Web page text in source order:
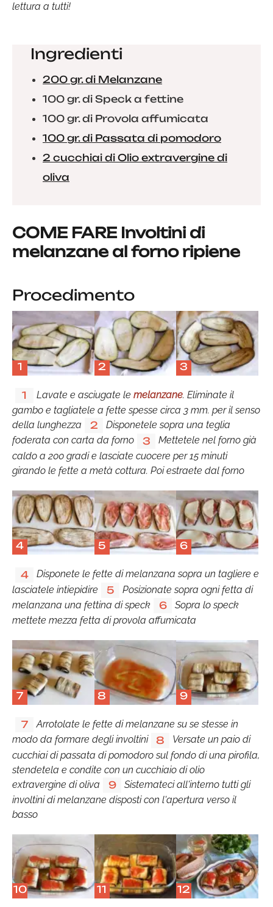
lettura a tutti!
Ingredienti
200 gr. di Melanzane
100 gr. di Speck a fettine
100 gr. di Provola affumicata
100 gr. di Passata di pomodoro
2 cucchiai di Olio extravergine di
oliva
COME FARE Involtini di
melanzane al forno ripiene
Procedimento
1 2 3
1 Lavate e asciugate le melanzane. Eliminate il
gambo e tagliatele a fette spesse circa 3 mm. per il senso
della lunghezza
2
Disponetele sopra una teglia
foderata con carta da forno
3
Mettetele nel forno già
caldo a 200 gradi e lasciate cuocere per 15 minuti
girando le fette a metà cottura. Poi estraete dal forno
4 5 6
4
Disponete le fette di melanzana sopra un tagliere e
lasciatele intiepidire
5
Posizionate sopra ogni fetta di
melanzana una fettina di speck
6
Sopra lo speck
mettete mezza fetta di provola affumicata
7 8 9
7
Arrotolate le fette di melanzane su se stesse in
modo da formare degli involtini
8
Versate un paio di
cucchiai di passata di pomodoro sul fondo di una pirofila,
stendetela e condite con un cucchiaio di olio
extravergine di oliva
9
Sistemateci all'interno tutti gli
involtini di melanzane disposti con l'apertura verso il
basso
10 11 12